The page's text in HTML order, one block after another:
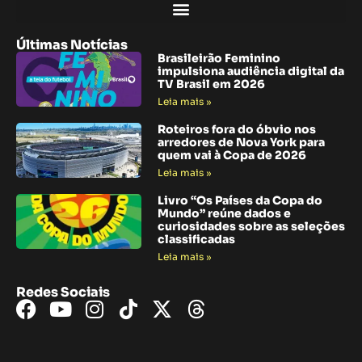
Últimas Notícias
Brasileirão Feminino
impulsiona audiência digital da
TV Brasil em 2026
Leia mais »
Roteiros fora do óbvio nos
arredores de Nova York para
quem vai à Copa de 2026
Leia mais »
Livro “Os Países da Copa do
Mundo” reúne dados e
curiosidades sobre as seleções
classificadas
Leia mais »
Redes Sociais